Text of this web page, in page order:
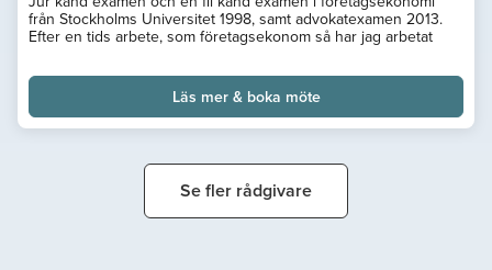
från Stockholms Universitet 1998, samt advokatexamen 2013.
Efter en tids arbete, som företagsekonom så har jag arbetat
2005. Jag har en omfattande och flerårig erfarenhet av
tvistelösning och arbete som juridiskt ombud i tvistemål i allmän
domstol, samt har erfarenhet av processföring i högre rätt.
Kristoffer förordnas regelbundet som rättsskyddsombud och
Läs mer & boka möte
Se fler rådgivare